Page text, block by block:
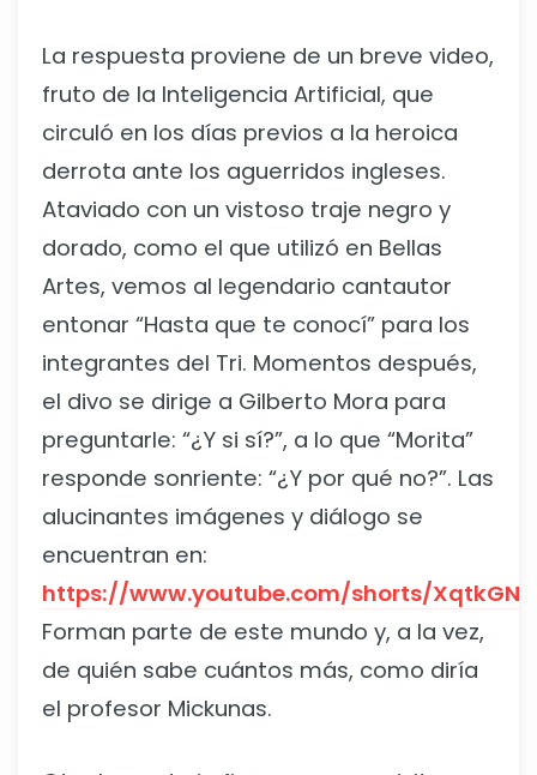
La respuesta proviene de un breve video,
fruto de la Inteligencia Artificial, que
circuló en los días previos a la heroica
derrota ante los aguerridos ingleses.
Ataviado con un vistoso traje negro y
dorado, como el que utilizó en Bellas
Artes, vemos al legendario cantautor
entonar “Hasta que te conocí” para los
integrantes del Tri. Momentos después,
el divo se dirige a Gilberto Mora para
preguntarle: “¿Y si sí?”, a lo que “Morita”
responde sonriente: “¿Y por qué no?”. Las
alucinantes imágenes y diálogo se
encuentran en:
https://www.youtube.com/shorts/
Forman parte de este mundo y, a la vez,
de quién sabe cuántos más, como diría
el profesor Mickunas.